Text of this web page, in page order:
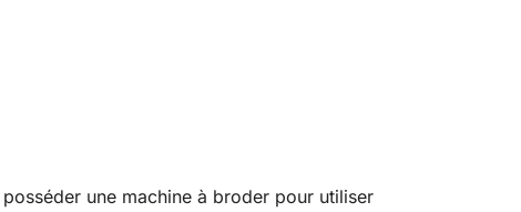
une machine à broder pour utiliser